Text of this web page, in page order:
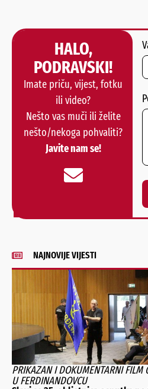
HALO,
PODRAVSKI!
Imate priču, vijest, fotku
ili video?
Nešto vas muči ili želite
nešto/nekoga pohvaliti?
Javite nam se!
NAJNOVIJE VIJESTI
PRIKAZAN I DOKUMENTARNI FILM
U FERDINANDOVCU